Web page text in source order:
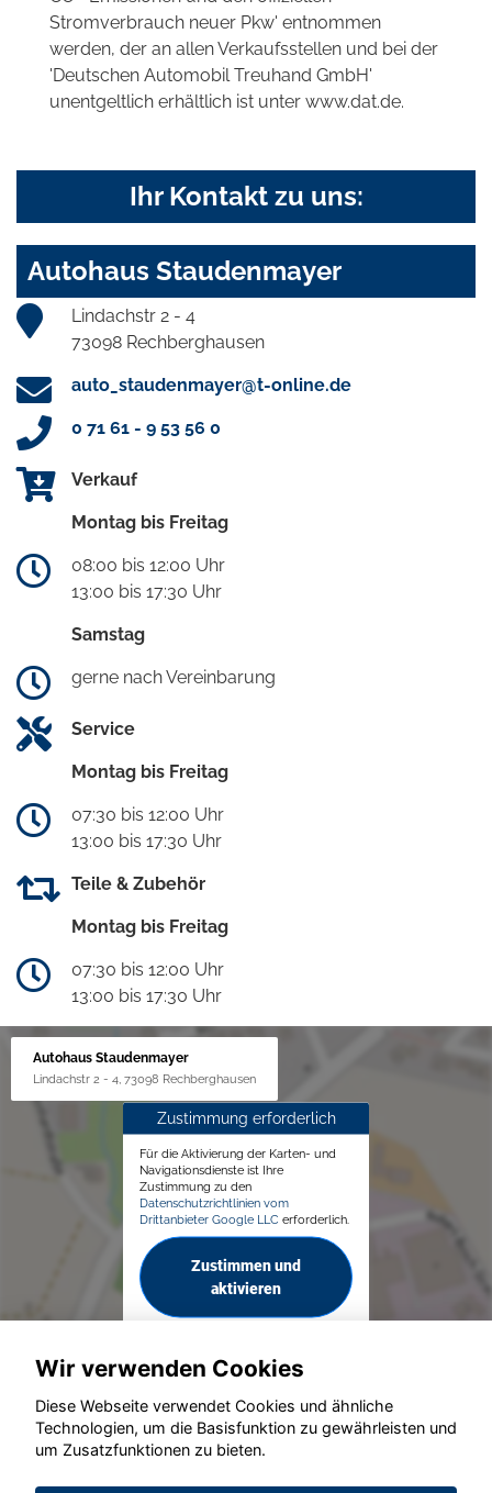
Stromverbrauch neuer Pkw' entnommen
werden, der an allen Verkaufsstellen und bei der
'Deutschen Automobil Treuhand GmbH'
unentgeltlich erhältlich ist unter www.dat.de.
Ihr Kontakt zu uns:
Autohaus Staudenmayer
Lindachstr 2 - 4
73098 Rechberghausen
auto_staudenmayer@t-online.de
0 71 61 - 9 53 56 0
Verkauf
Montag bis Freitag
08:00 bis 12:00 Uhr
13:00 bis 17:30 Uhr
Samstag
gerne nach Vereinbarung
Service
Montag bis Freitag
07:30 bis 12:00 Uhr
13:00 bis 17:30 Uhr
Teile & Zubehör
Montag bis Freitag
07:30 bis 12:00 Uhr
13:00 bis 17:30 Uhr
Autohaus Staudenmayer
Lindachstr 2 - 4, 73098 Rechberghausen
Zustimmung erforderlich
Für die Aktivierung der Karten- und
Navigationsdienste ist Ihre
Zustimmung zu den
Datenschutzrichtlinien vom
Drittanbieter Google LLC erforderlich.
Zustimmen und
aktivieren
© konjunkturmotor.de GmbH 2020 - 2026
Wir verwenden Cookies
Diese Webseite verwendet Cookies und ähnliche
Technologien, um die Basisfunktion zu gewährleisten und
um Zusatzfunktionen zu bieten.